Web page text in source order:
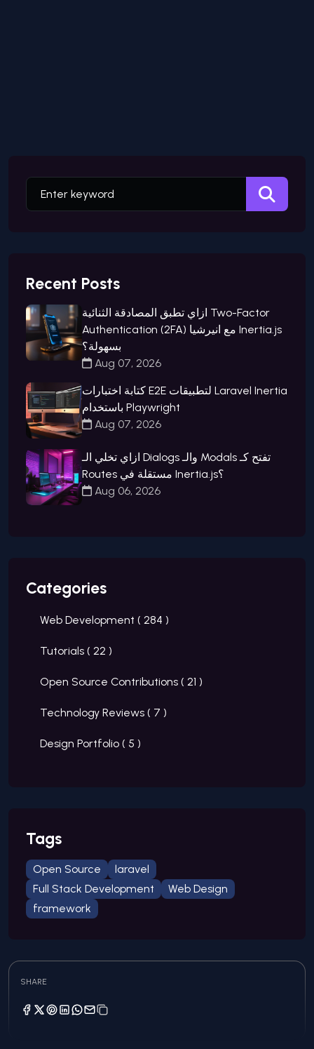
Recent Posts
ازاي تطبق المصادقة الثنائية Two-Factor
Authentication (2FA) مع انيرشيا Inertia.js
بسهولة؟
Aug 07, 2026
كتابة اختبارات E2E لتطبيقات Laravel Inertia
باستخدام Playwright
Aug 07, 2026
ازاي تخلي الـ Dialogs والـ Modals تفتح كـ
Routes مستقلة في Inertia.js؟
Aug 06, 2026
Categories
Web Development ( 284 )
Tutorials ( 22 )
Open Source Contributions ( 21 )
Technology Reviews ( 7 )
Design Portfolio ( 5 )
Tags
Open Source
laravel
Full Stack Development
Web Design
framework
SHARE